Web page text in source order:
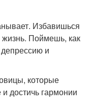
Избавишься
жизнь. Поймешь, как
и
которые
достичь гармонии